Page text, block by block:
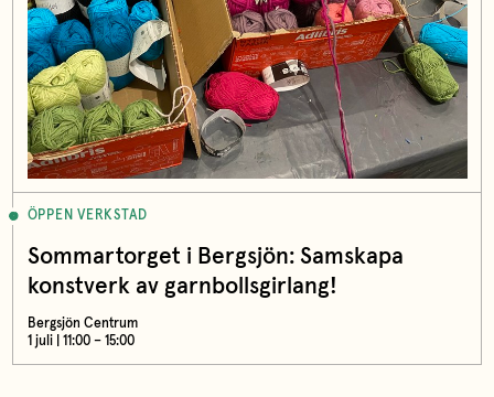
ÖPPEN VERKSTAD
Sommartorget i Bergsjön: Samskapa
konstverk av garnbollsgirlang!
Bergsjön Centrum
1 juli | 11:00 – 15:00